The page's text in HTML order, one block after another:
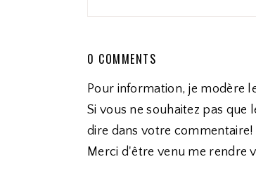
0 COMMENTS
Pour information, je modère
Si vous ne souhaitez pas que
dire dans votre commentaire!
Merci d'être venu me rendre